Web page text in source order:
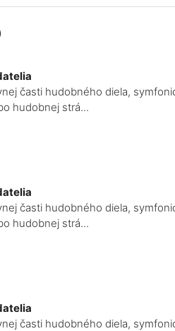
časti hudobného diela,
hudobnej strá...
časti hudobného diela,
hudobnej strá...
časti hudobného diela,